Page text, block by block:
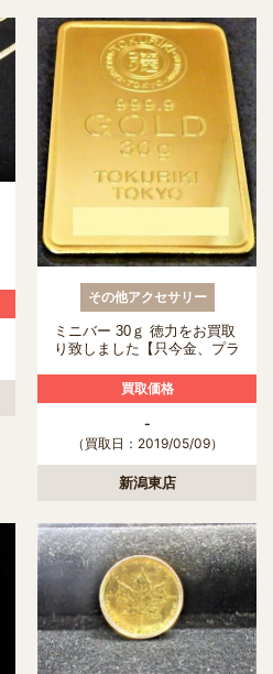
その他アクセサリー
ミニバー 30ｇ 徳力をお買取
り致しました【只今金、プラ
てい局新潟東店】
買取価格
-
（買取日：2019/05/09）
新潟東店